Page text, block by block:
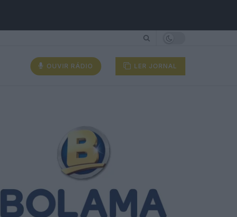
OUVIR RÁDIO LER JORNAL